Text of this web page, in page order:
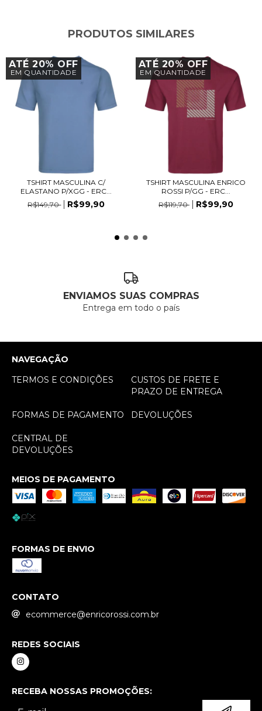
PRODUTOS SIMILARES
ATÉ 20% OFF
EM QUANTIDADE
TSHIRT MASCULINA C/
ELASTANO P/XGG - ERC...
R$149,70
R$99,90
ATÉ 20% OFF
EM QUANTIDADE
TSHIRT MASCULINA ENRICO
ROSSI P/GG - ERC...
R$119,70
R$99,90
ENVIAMOS SUAS COMPRAS
Entrega em todo o país
NAVEGAÇÃO
TERMOS E CONDIÇÕES
CUSTOS DE FRETE E
PRAZO DE ENTREGA
FORMAS DE PAGAMENTO DEVOLUÇÕES
CENTRAL DE
DEVOLUÇÕES
MEIOS DE PAGAMENTO
FORMAS DE ENVIO
CONTATO
ecommerce@enricorossi.com.br
REDES SOCIAIS
RECEBA NOSSAS PROMOÇÕES: